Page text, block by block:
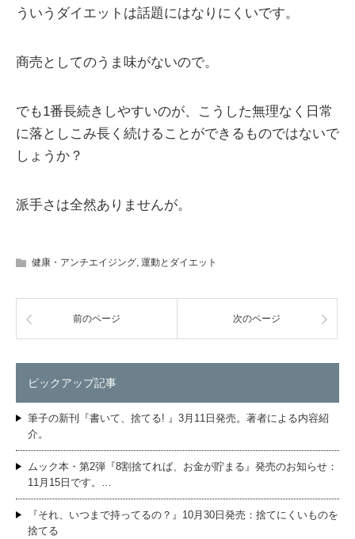
ういうダイエットは話題にはなりにくいです。
商売としてのうま味がないので。
でも1番長続きしやすいのが、こうした無理なく日常
に落としこみ長く続けることができるものではないで
しょうか？
派手さは全然ありませんが。
健康・アンチエイジング, 運動とダイエット
前のページ 次のページ
ピックアップ記事
筆子の新刊『書いて、捨てる! 』3月11日発売。著者による内容紹
介。
ムック本・第2弾『8割捨てれば、お金が貯まる』発売のお知らせ：
11月15日です。…
『それ、いつまで持ってるの？』10月30日発売：捨てにくいものを
捨てる